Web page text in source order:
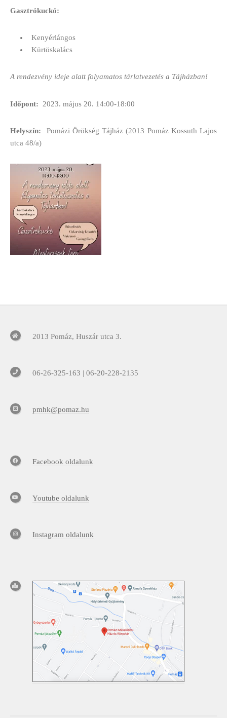
Gasztrókuckó:
Kenyérlángos
Kürtöskalács
A rendezvény ideje alatt folyamatos tárlatvezetés a Tájházban!
Időpont: 2023. május 20. 14:00-18:00
Helyszín:
Pomázi Örökség Tájház (2013 Pomáz Kossuth Lajos
utca 48/a)
2013 Pomáz, Huszár utca 3.
06-26-325-163 | 06-20-228-2135
pmhk@pomaz.hu
Facebook oldalunk
Youtube oldalunk
Instagram oldalunk